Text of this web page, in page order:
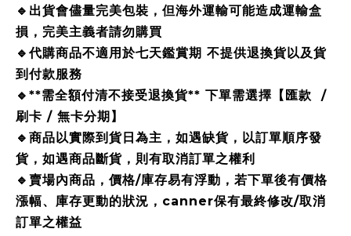
🔹出貨會儘量完美包裝，但海外運輸可能造成運輸盒
損，完美主義者請勿購買
🔹代購商品不適用於七天鑑賞期 不提供退換貨以及貨
到付款服務
🔹**需全額付清不接受退換貨** 下單需選擇【匯款 /
刷卡 / 無卡分期】
🔹商品以實際到貨日為主，如遇缺貨，以訂單順序發
貨，如遇商品斷貨，則有取消訂單之權利
🔹賣場內商品，價格/庫存易有浮動，若下單後有價格
漲幅、庫存更動的狀況，canner保有最終修改/取消
訂單之權益